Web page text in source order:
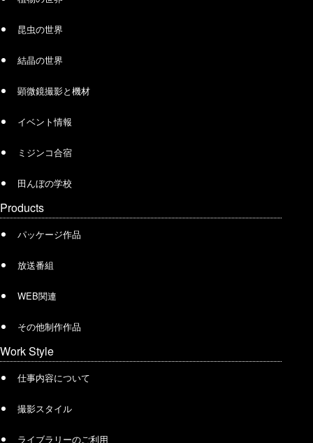
昆虫の世界
結晶の世界
顕微鏡撮影と機材
イベント情報
ミジンコ合宿
田んぼの学校
Products
パッケージ作品
放送番組
WEB関連
その他制作作品
Work Style
仕事内容について
撮影スタイル
ライブラリーのご利用